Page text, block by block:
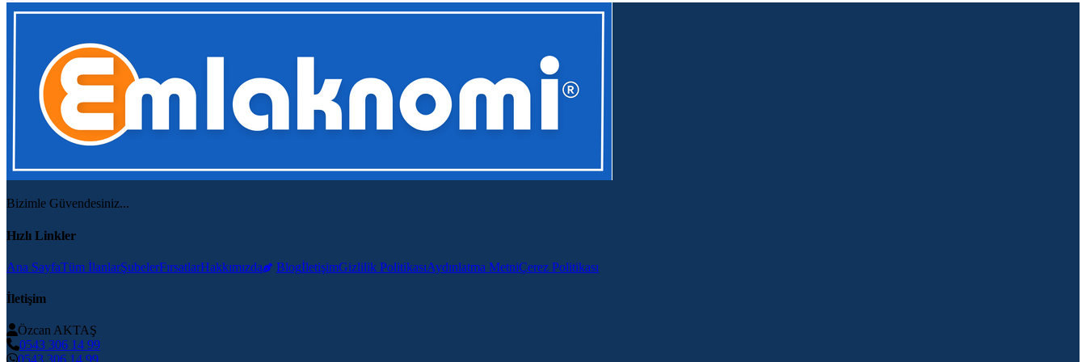
Bizimle Güvendesiniz...
Hızlı Linkler
Ana SayfaTüm İlanlarŞubelerFırsatlarHakkımızda BlogİletişimGizlilik PolitikasıAydınlatma MetniÇerez Politikası
İletişim
Özcan AKTAŞ
0543 306 14 99